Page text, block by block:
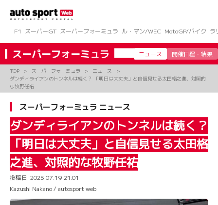
ツ
へ
ス
キ
F1 スーパーGT スーパーフォーミュラ ル・マン/WEC MotoGP/バイク ラ
スーパーフォーミュラ ニュース 開催日程・結果
TOP スーパーフォーミュラ
ニュース
ダンディライアンのトンネルは続く？ 「明日は大丈夫」と自信見せる太田格之進、対照的
な牧野任祐
スーパーフォーミュラ ニュース
ダンディライアンのトンネルは続く？
「明日は大丈夫」と自信見せる太田格
之進、対照的な牧野任祐
投稿日: 2025.07.19 21:01
Kazushi Nakano / autosport web